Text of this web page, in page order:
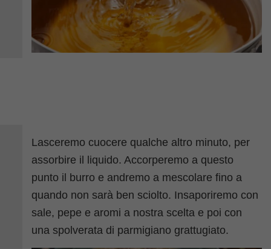
Lasceremo cuocere qualche altro minuto, per
assorbire il liquido. Accorperemo a questo
punto il burro e andremo a mescolare fino a
quando non sarà ben sciolto. Insaporiremo con
sale, pepe e aromi a nostra scelta e poi con
una spolverata di parmigiano grattugiato.